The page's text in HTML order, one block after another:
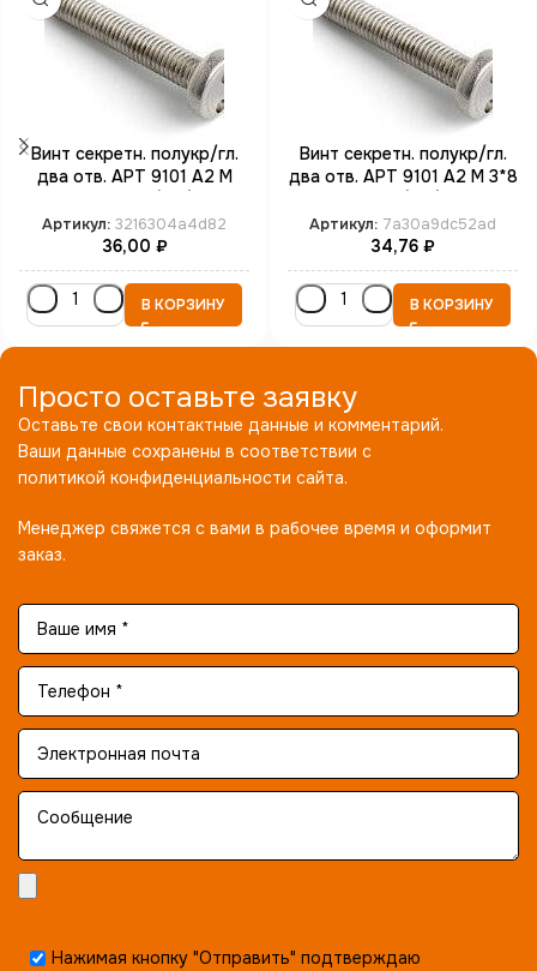
Винт секретн. полукр/гл.
два отв. АРТ 9101 А2 M
Артикул: 3216304a4d82
36,00 ₽
В КОРЗИНУ
Винт секретн. полукр/гл.
два отв. АРТ 9101 А2 M 3*8
Артикул: 7a30a9dc52ad
34,76 ₽
В КОРЗИНУ
Просто оставьте заявку
Оставьте свои контактные данные и комментарий.
Ваши данные сохранены в соответствии с
политикой конфиденциальности сайта.
Менеджер свяжется с вами в рабочее время и оформит
заказ.
Нажимая кнопку "Отправить" подтверждаю